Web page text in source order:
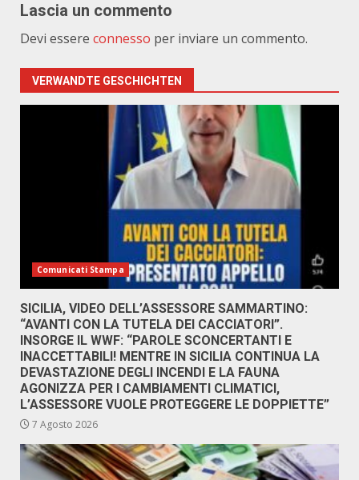
Lascia un commento
Devi essere connesso per inviare un commento.
VERWANDTE GESCHICHTEN
Comunicati Stampa
SICILIA, VIDEO DELL’ASSESSORE SAMMARTINO:
“AVANTI CON LA TUTELA DEI CACCIATORI”.
INSORGE IL WWF: “PAROLE SCONCERTANTI E
INACCETTABILI! MENTRE IN SICILIA CONTINUA LA
DEVASTAZIONE DEGLI INCENDI E LA FAUNA
AGONIZZA PER I CAMBIAMENTI CLIMATICI,
L’ASSESSORE VUOLE PROTEGGERE LE DOPPIETTE”
7 Agosto 2026